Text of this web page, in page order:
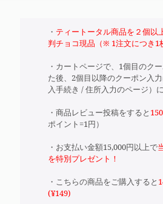
・ ティートータル商品を２個以
判チョコ現品（※ 1注文につき1
・カートページで、1個目のク
た後、2個目以降のクーポン入
入手続き / 住所入力のページ）
・商品レビュー投稿をすると
ポイント=1円）
・お支払い金額15,000円以上で
を特別プレゼント！
・こちらの商品をご購入すると
(¥149)